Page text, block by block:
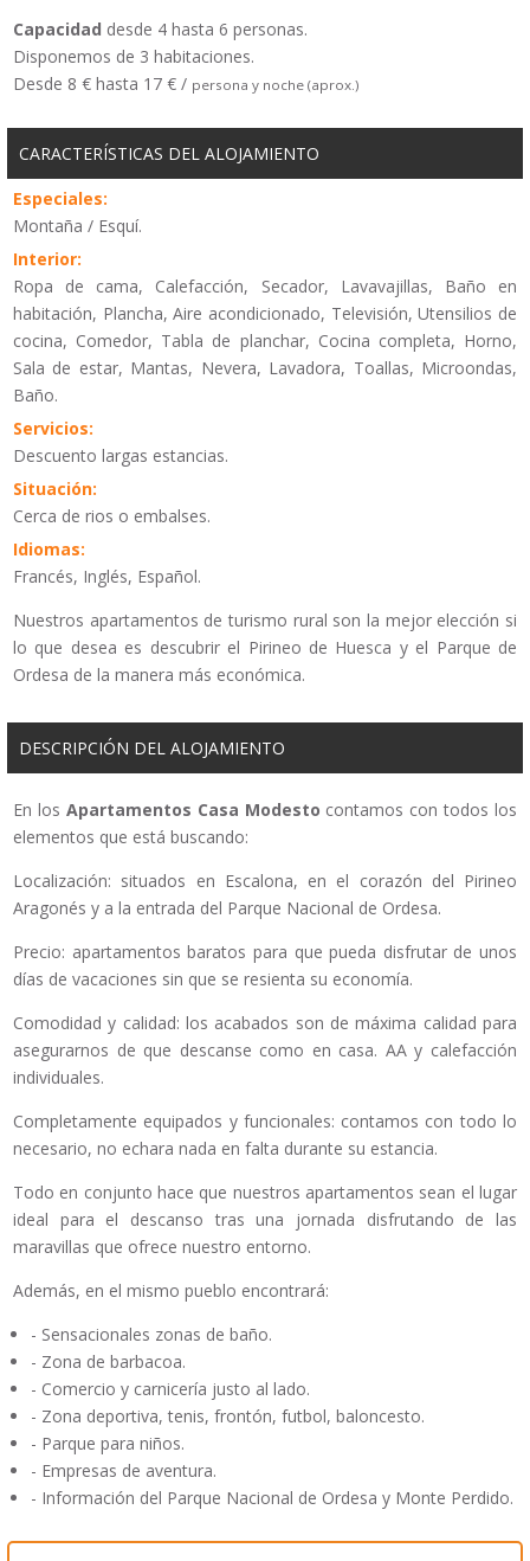
Capacidad desde 4 hasta 6 personas.
Disponemos de 3 habitaciones.
Desde 8 € hasta 17 € / persona y noche (aprox.)
CARACTERÍSTICAS DEL ALOJAMIENTO
Especiales:
Montaña / Esquí.
Interior:
Ropa de cama, Calefacción, Secador, Lavavajillas, Baño en
habitación, Plancha, Aire acondicionado, Televisión, Utensilios de
cocina, Comedor, Tabla de planchar, Cocina completa, Horno,
Sala de estar, Mantas, Nevera, Lavadora, Toallas, Microondas,
Baño.
Servicios:
Descuento largas estancias.
Situación:
Cerca de rios o embalses.
Idiomas:
Francés, Inglés, Español.
Nuestros apartamentos de turismo rural son la mejor elección si
lo que desea es descubrir el Pirineo de Huesca y el Parque de
Ordesa de la manera más económica.
DESCRIPCIÓN DEL ALOJAMIENTO
En los Apartamentos Casa Modesto contamos con todos los
elementos que está buscando:
Localización: situados en Escalona, en el corazón del Pirineo
Aragonés y a la entrada del Parque Nacional de Ordesa.
Precio: apartamentos baratos para que pueda disfrutar de unos
días de vacaciones sin que se resienta su economía.
Comodidad y calidad: los acabados son de máxima calidad para
asegurarnos de que descanse como en casa. AA y calefacción
individuales.
Completamente equipados y funcionales: contamos con todo lo
necesario, no echara nada en falta durante su estancia.
Todo en conjunto hace que nuestros apartamentos sean el lugar
ideal para el descanso tras una jornada disfrutando de las
maravillas que ofrece nuestro entorno.
Además, en el mismo pueblo encontrará:
- Sensacionales zonas de baño.
- Zona de barbacoa.
- Comercio y carnicería justo al lado.
- Zona deportiva, tenis, frontón, futbol, baloncesto.
- Parque para niños.
- Empresas de aventura.
- Información del Parque Nacional de Ordesa y Monte Perdido.